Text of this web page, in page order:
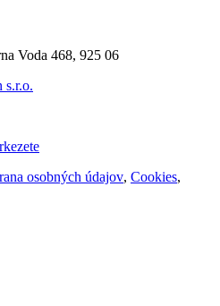
Voda 468, 925 06
s.r.o.
osobných údajov, Cookies,